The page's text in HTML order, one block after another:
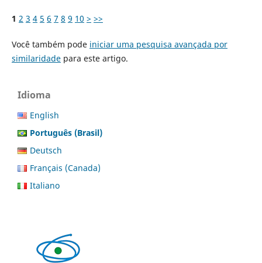
1 2 3 4 5 6 7 8 9 10 > >>
Você também pode iniciar uma pesquisa avançada por
similaridadepara este artigo.
Idioma
English
Português (Brasil)
Deutsch
Français (Canada)
Italiano